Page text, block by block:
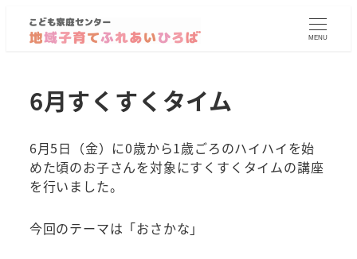
MENU
6月すくすくタイム
6月5日（金）に0歳から1歳ごろのハイハイを始
めた頃のお子さんを対象にすくすくタイムの講座
を行いました。
今回のテーマは「おさかな」